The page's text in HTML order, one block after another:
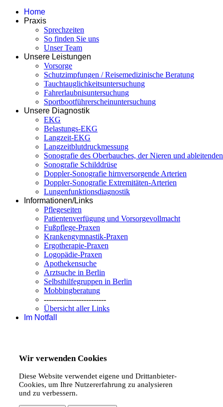
Home
Praxis
Sprechzeiten
So finden Sie uns
Unser Team
Unsere Leistungen
Vorsorge
Schutzimpfungen / Reisemedizinische Beratung
Tauchtauglichkeitsuntersuchung
Fahrerlaubnisuntersuchung
Sportbootführerscheinuntersuchung
Unsere Diagnostik
EKG
Belastungs-EKG
Langzeit-EKG
Langzeitblutdruckmessung
Sonografie des Oberbauches, der Nieren und
Sonografie Schilddrüse
Doppler-Sonografie hirnversorgende Arterien
Doppler-Sonografie Extremitäten-Arterien
Lungenfunktionsdiagnostik
Informationen/Links
Pflegeseiten
Patientenverfügung und Vorsorgevollmacht
Fußpflege-Praxen
Krankengymnastik-Praxen
Ergotherapie-Praxen
Logopädie-Praxen
Apothekensuche
Arztsuche in Berlin
Selbsthilfegruppen in Berlin
Mobbingberatung
-------------------------
Übersicht aller Links
Im Notfall
Wir verwenden Cookies
Diese Website verwendet eigene und Drittanbieter-
Cookies, um Ihre Nutzererfahrung zu analysieren
und zu verbessern.